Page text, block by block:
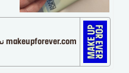
makeupforever.com نشرت أولاً على